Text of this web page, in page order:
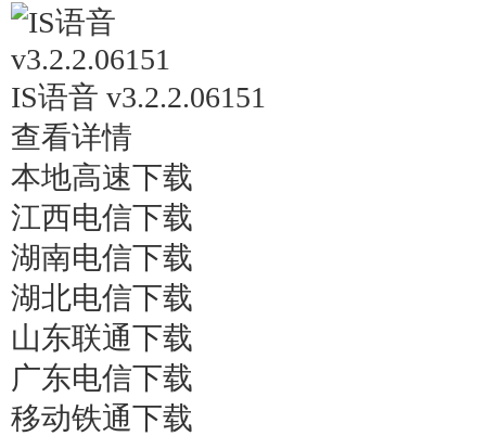
IS语音 v3.2.2.06151
查看详情
本地高速下载
江西电信下载
湖南电信下载
湖北电信下载
山东联通下载
广东电信下载
移动铁通下载